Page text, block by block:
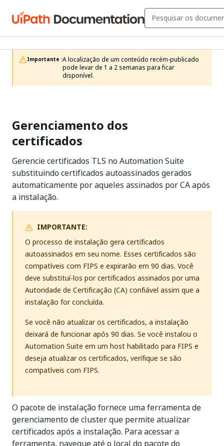
Importante :A localização de um conteúdo recém-publicado
pode levar de 1 a 2 semanas para ficar
disponível.
Gerenciamento dos
certificados
Gerencie certificados TLS no Automation Suite
substituindo certificados autoassinados gerados
automaticamente por aqueles assinados por CA após
a instalação.
IMPORTANTE:
O processo de instalação gera certificados
autoassinados em seu nome. Esses certificados são
compatíveis com FIPS e expirarão em 90 dias. Você
deve substituí-los por certificados assinados por uma
Autoridade de Certificação (CA) confiável assim que a
instalação for concluída.
Se você não atualizar os certificados, a instalação
deixará de funcionar após 90 dias. Se você instalou o
Automation Suite em um host habilitado para FIPS e
deseja atualizar os certificados, verifique se são
compatíveis com FIPS.
O pacote de instalação fornece uma ferramenta de
gerenciamento de cluster que permite atualizar
certificados após a instalação. Para acessar a
ferramenta, navegue até o local do pacote do